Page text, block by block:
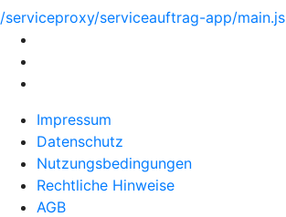
/serviceproxy/serviceauftrag-app/main.js
Impressum
Datenschutz
Nutzungsbedingungen
Rechtliche Hinweise
AGB